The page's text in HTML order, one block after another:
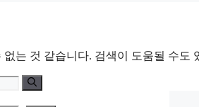
없는 것 같습니다. 검색이 도움될 수도